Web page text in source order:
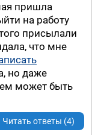
пришла
на работу
присылали
что мне
но даже
может быть
Читать ответы (4)